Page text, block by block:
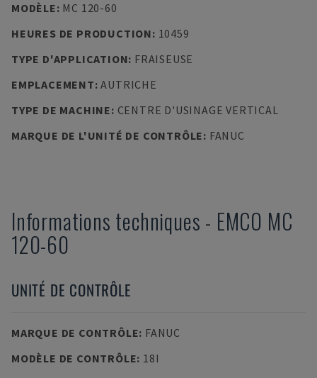
MODÈLE: MC 120-60
HEURES DE PRODUCTION: 10459
TYPE D'APPLICATION: FRAISEUSE
EMPLACEMENT:AUTRICHE
TYPE DE MACHINE: CENTRE D'USINAGE VERTICAL
MARQUE DE L'UNITÉ DE CONTRÔLE: FANUC
Informations techniques - EMCO MC
120-60
UNITÉ DE CONTRÔLE
MARQUE DE CONTRÔLE: FANUC
MODÈLE DE CONTRÔLE: 18I